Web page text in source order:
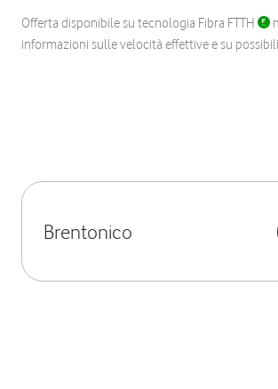
Offerta disponibile su tecnologia Fibra FTTH
informazioni sulle velocità effettive e su
Brentonico